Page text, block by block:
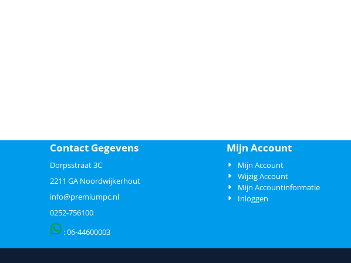
Contact Gegevens
Dorpsstraat 3C
2211 GA Noordwijkerhout
info@premiumpc.nl
0252-756100
: 06-44600003
Mijn Account
Mijn Account
Wijzig Account
Mijn Accountinformatie
Inloggen